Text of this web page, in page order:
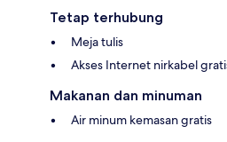
Tetap terhubung
Meja tulis
Akses Internet nirkabel
Makanan dan minuman
Air minum kemasan gratis